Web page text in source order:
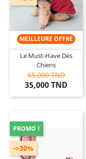
MEILLEURE OFFRE
Le Must-Have Des
Chiens
65,000 TND
35,000 TND
PROMO !
->30%